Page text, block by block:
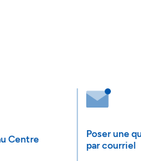
Centre
Poser une
par courriel